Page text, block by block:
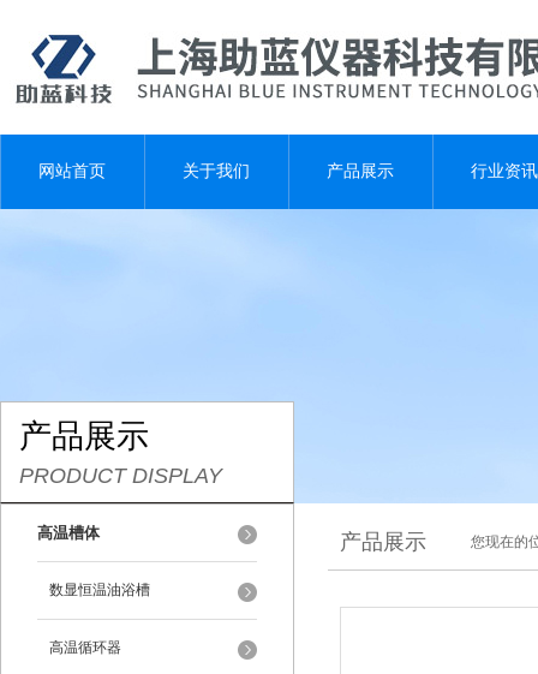
网站首页 关于我们 产品展示 行业资讯
产品展示
PRODUCT DISPLAY
高温槽体
数显恒温油浴槽
高温循环器
产品展示 您现在的